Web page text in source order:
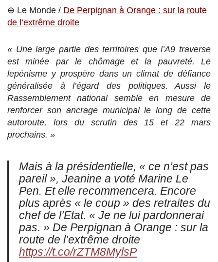
⊕ Le Monde / De Perpignan à Orange : sur la route
de l’extrême droite
« Une large partie des territoires que l’A9 traverse
est minée par le chômage et la pauvreté. Le
lepénisme y prospère dans un climat de défiance
généralisée à l’égard des politiques. Aussi le
Rassemblement national semble en mesure de
renforcer son ancrage municipal le long de cette
autoroute, lors du scrutin des 15 et 22 mars
prochains. »
Mais à la présidentielle, « ce n’est pas
pareil », Jeanine a voté Marine Le
Pen. Et elle recommencera. Encore
plus après « le coup » des retraites du
chef de l’Etat. « Je ne lui pardonnerai
pas. » De Perpignan à Orange : sur la
route de l’extrême droite
https://t.co/rZTM8MylsP